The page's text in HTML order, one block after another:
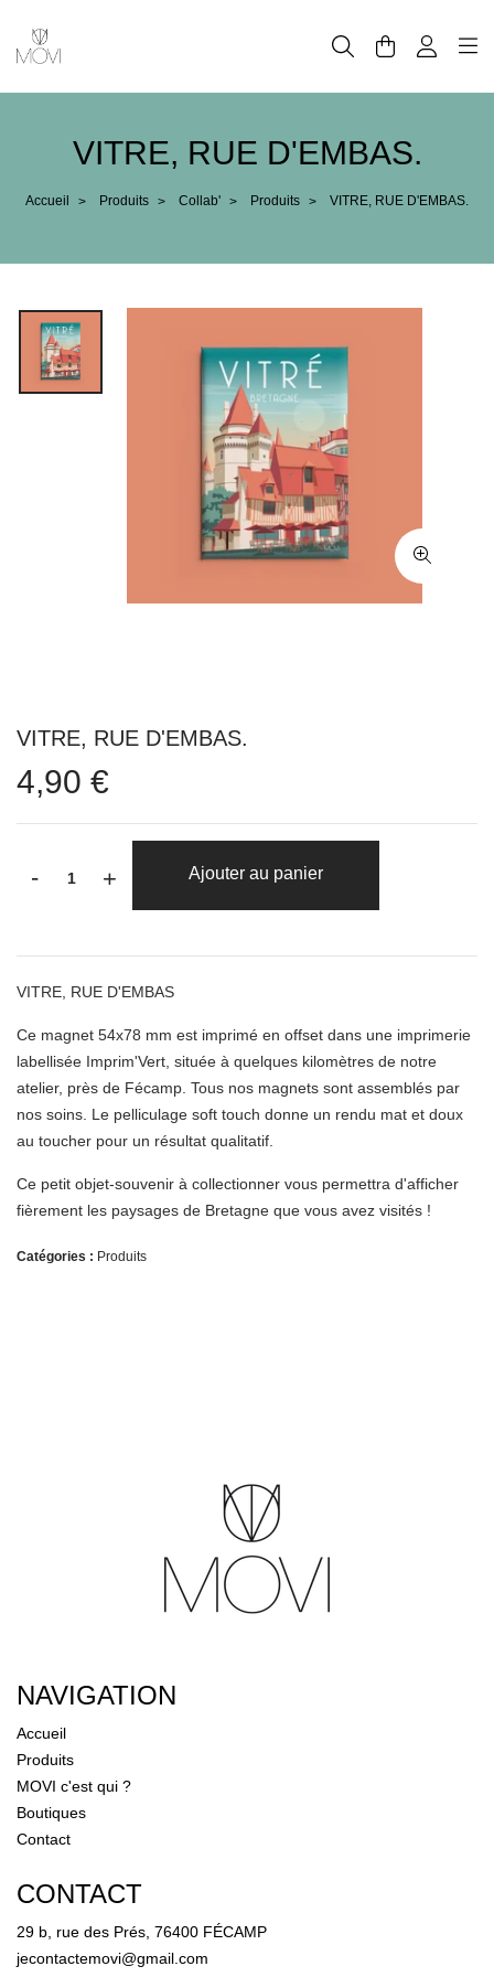
VITRE, RUE D'EMBAS.
Accueil > Produits > Collab' > Produits > VITRE, RUE D'EMBAS.
VITRE, RUE D'EMBAS.
4,90 €
- + Ajouter au panier
VITRE, RUE D'EMBAS
Ce magnet 54x78 mm est imprimé en offset dans une imprimerie
labellisée Imprim'Vert, située à quelques kilomètres de notre
atelier, près de Fécamp. Tous nos magnets sont assemblés par
nos soins. Le pelliculage soft touch donne un rendu mat et doux
au toucher pour un résultat qualitatif.
Ce petit objet-souvenir à collectionner vous permettra d'afficher
fièrement les paysages de Bretagne que vous avez visités !
Catégories : Produits
NAVIGATION
Accueil
Produits
MOVI c'est qui ?
Boutiques
Contact
CONTACT
29 b, rue des Prés, 76400 FÉCAMP
jecontactemovi@gmail.com